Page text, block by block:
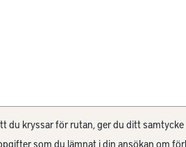
du kryssar för rutan, ger du ditt
som du lämnat i din ansökan om